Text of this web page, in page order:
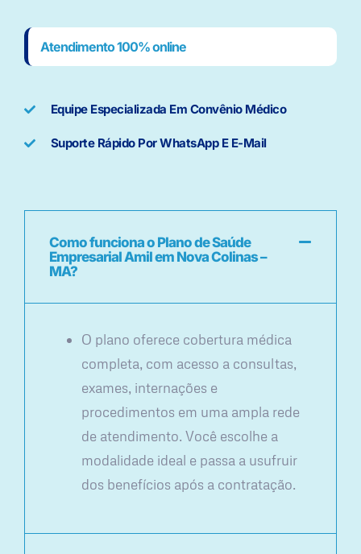
Atendimento 100% online
Equipe Especializada Em Convênio Médico
Suporte Rápido Por WhatsApp E E-Mail
Como funciona o Plano de Saúde
Empresarial Amil em Nova Colinas –
MA?
O plano oferece cobertura médica
completa, com acesso a consultas,
exames, internações e
procedimentos em uma ampla rede
de atendimento. Você escolhe a
modalidade ideal e passa a usufruir
dos benefícios após a contratação.